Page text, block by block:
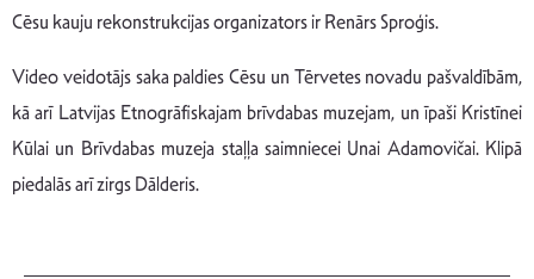
Cēsu kauju rekonstrukcijas organizators ir Renārs Sproģis.
Video veidotājs saka paldies Cēsu un Tērvetes novadu pašvaldībām,
kā arī Latvijas Etnogrāfiskajam brīvdabas muzejam, un īpaši Kristīnei
Kūlai un Brīvdabas muzeja staļļa saimniecei Unai Adamovičai. Klipā
piedalās arī zirgs Dālderis.